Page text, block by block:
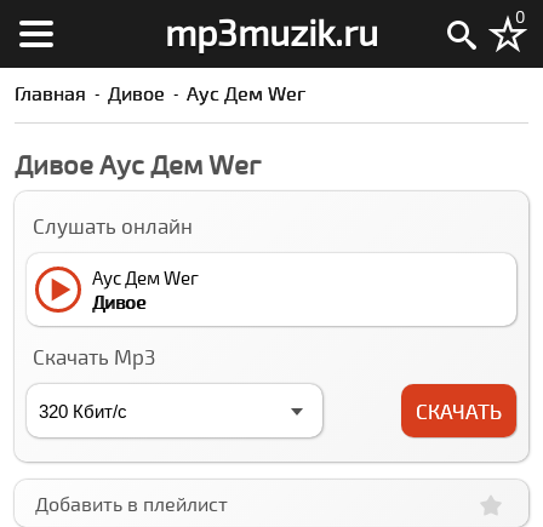
mp3muzik.ru 0
Главная Дивое Аус Дем Wег
Дивое Аус Дем Wег
Слушать онлайн
Аус Дем Wег
Дивое
Скачать Mp3
СКАЧАТЬ
Добавить в плейлист